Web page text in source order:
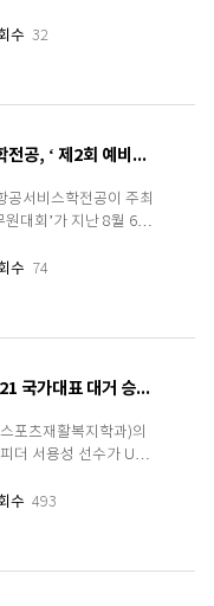
회, 고양산업진흥원이
수 32
중부대학교 항공서비스학전공, ‘ 제2회 예비승무원대회’ 성료
공서비스학전공이 주최
대회’가 지난 8월 6일
국 고등학교 수험생을
수 74
중부대 세팍타크로팀, U21 국가대표 대거 승선… 서용성·강민석 발탁 및 공건우 후보 선발
포츠재활복지학과)의
더 서용성 선수가 U21
가대표 후보로 선발
수 493